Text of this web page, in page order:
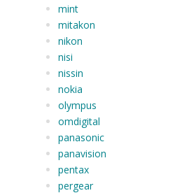
mint
mitakon
nikon
nisi
nissin
nokia
olympus
omdigital
panasonic
panavision
pentax
pergear